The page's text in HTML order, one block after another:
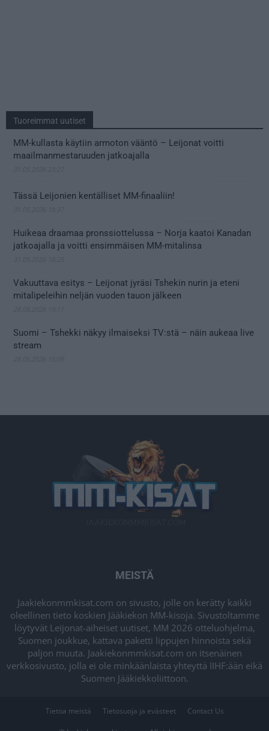
Tuoreimmat uutiset
MM-kullasta käytiin armoton vääntö – Leijonat voitti
maailmanmestaruuden jatkoajalla
Tässä Leijonien kentälliset MM-finaaliin!
Huikeaa draamaa pronssiottelussa – Norja kaatoi Kanadan
jatkoajalla ja voitti ensimmäisen MM-mitalinsa
Vakuuttava esitys – Leijonat jyräsi Tshekin nurin ja eteni
mitalipeleihin neljän vuoden tauon jälkeen
Suomi – Tshekki näkyy ilmaiseksi TV:stä – näin aukeaa live
stream
MEISTÄ
Jaakiekonmmkisat.com on sivusto, jolle on kerätty kaikki
oleellinen tieto koskien Jääkiekon MM-kisoja. Sivustoltamme
löytyvät Leijonat-aiheiset uutiset, MM 2026 otteluohjelma,
Suomen joukkue, kattava paketti lippujen hinnoista sekä
paljon muuta. Jaakiekonmmkisat.com on itsenäinen
verkkosivusto, jolla ei ole minkäänlaista yhteyttä IIHF:ään eikä
Suomen Jääkiekkoliittoon.
Tietoa meistä Tietosuoja ja evästeet Contact Us